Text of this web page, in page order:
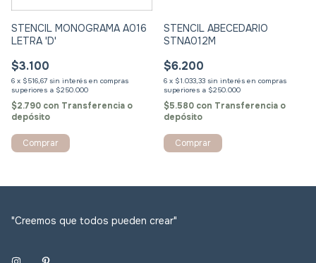
STENCIL MONOGRAMA A016
LETRA 'D'
$3.100
6 x $516,67 sin interés
$2.790 con Transferencia o
depósito
Comprar
STENCIL ABECEDARIO
STNA012M
$6.200
6 x $1.033,33 sin interés
$5.580 con Transferencia o
depósito
Comprar
"Creemos que todos pueden crear"